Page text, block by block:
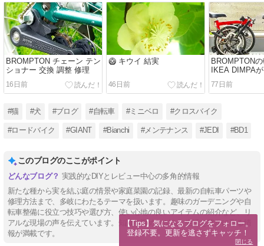
BROMPTON チェーン テン
ショナー 交換 調整 修理
16日前
🥝 キウイ 結実
46日前
BROMPTON
IKEA DIMPA
77日前
#猫 #犬 #ブログ #自転車 #ミニベロ #クロスバイク
#ロードバイク #GIANT #Bianchi #メンテナンス #JEDI #BD1
このブログのここがポイント
実践的なDIYとレビュー中心の多角的情報
新たな種から実を結ぶ庭の情景や家庭菜園の記録、最新の自転車パーツや
修理方法まで、多岐にわたるテーマを扱います。趣味のガーデニングや自
転車整備に役立つ技巧や選び方、使い心地の良いアイテムの紹介など、リ
アルな現場の声を伝えています。知識を深めながら、生活を豊かに彩る情
報が満載です。
【Tips】気になるブログをフォロー。
登録不要。更新を逃さずキャッチ！
閉じる